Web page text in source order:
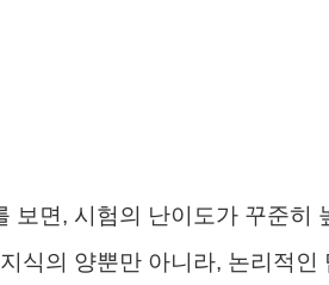
보면, 시험의 난이도가 꾸준히
식의 양뿐만 아니라, 논리적인